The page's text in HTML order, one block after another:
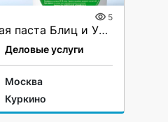
5
Фильерная паста Блиц и Ультразол
Деловые услуги
Москва
Куркино